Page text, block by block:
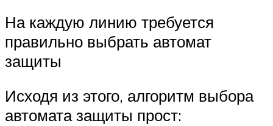
На каждую линию требуется
правильно выбрать автомат
защиты
Исходя из этого, алгоритм выбора
автомата защиты прост: